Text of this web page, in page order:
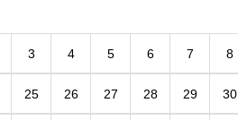
3 4 5 6 7 8
25 26 27 28 29 30